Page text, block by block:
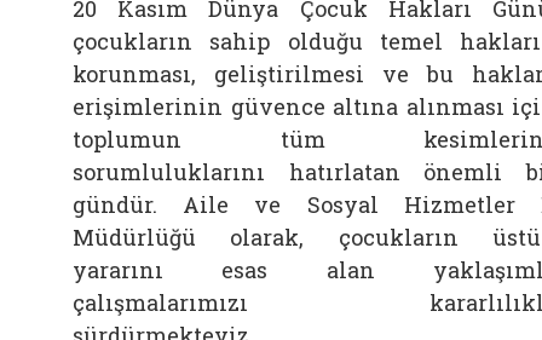
20 Kasım Dünya Çocuk Hakları
çocukların sahip olduğu temel
korunması, geliştirilmesi ve bu
erişimlerinin güvence altına alınması
toplumun tüm
sorumluluklarını hatırlatan önemli
gündür. Aile ve Sosyal Hizmetler
Müdürlüğü olarak, çocukların
yararını esas alan
çalışmalarımızı